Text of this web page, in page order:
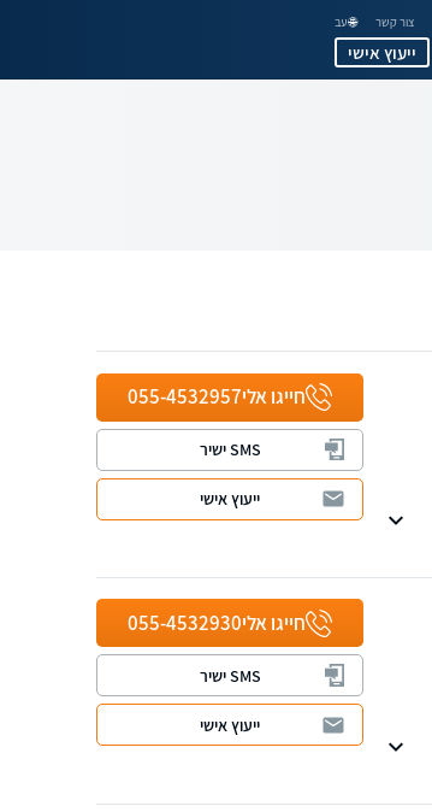
צור קשר 🌐 עב
ייעוץ אישי
חייגו אלי055-4532957
SMS ישיר
ייעוץ אישי
חייגו אלי055-4532930
SMS ישיר
ייעוץ אישי